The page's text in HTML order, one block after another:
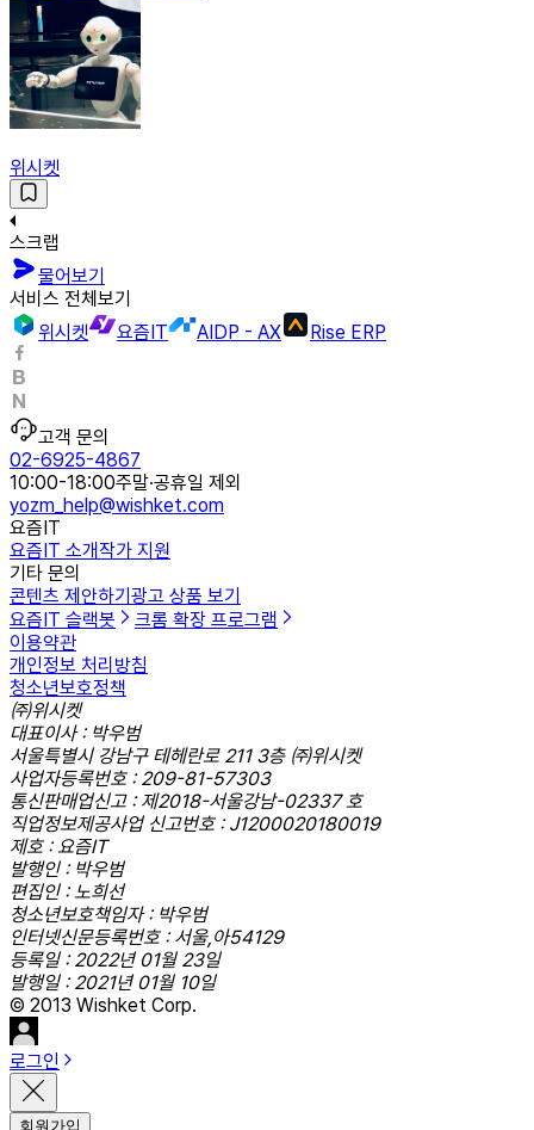
위시켓
스크랩
물어보기
서비스 전체보기
위시켓
요즘IT AIDP - AX Rise ERP
고객 문의
02-6925-4867
10:00-18:00주말·공휴일 제외
yozm_help@wishket.com
요즘IT
요즘IT 소개작가 지원
기타 문의
콘텐츠 제안하기 광고 상품 보기
요즘IT 슬랙봇
크롬 확장 프로그램
이용약관
개인정보 처리방침
청소년보호정책
㈜위시켓
대표이사 : 박우범
서울특별시 강남구 테헤란로 211 3층 ㈜위시켓
사업자등록번호 : 209-81-57303
통신판매업신고 : 제2018-서울강남-02337 호
직업정보제공사업 신고번호 : J1200020180019
제호 : 요즘IT
발행인 : 박우범
편집인 : 노희선
청소년보호책임자 : 박우범
인터넷신문등록번호 : 서울,아54129
등록일 : 2022년 01월 23일
발행일 : 2021년 01월 10일
© 2013 Wishket Corp.
로그인
회원가입